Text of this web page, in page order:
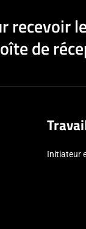
recevoir
de
Initiateur